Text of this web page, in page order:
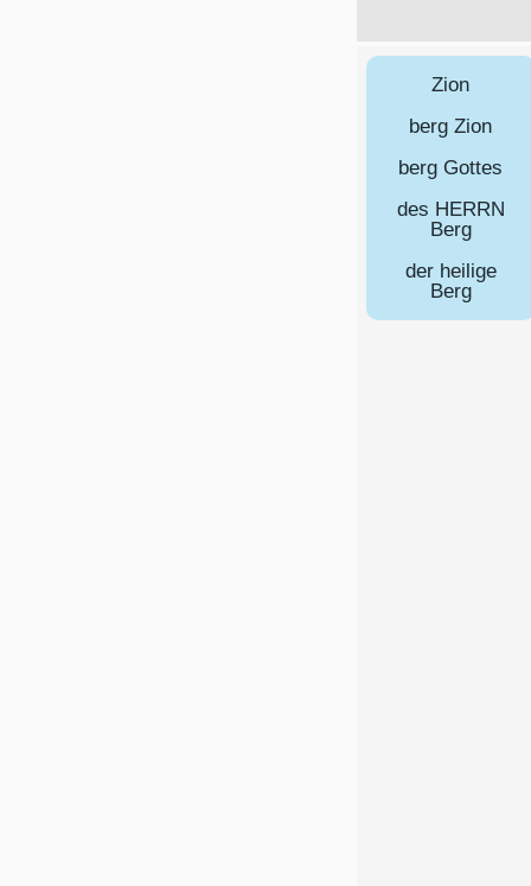
Zion
berg Zion
berg Gottes
des HERRN
Berg
der heilige
Berg